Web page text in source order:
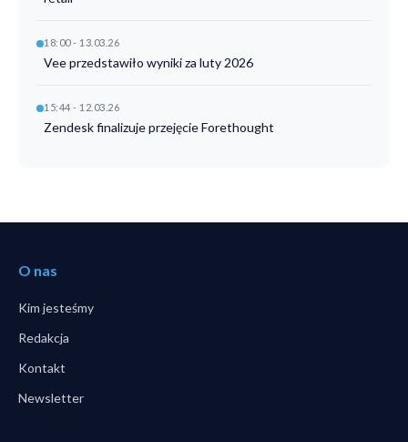
18:00 - 13.03.26
Vee przedstawiło wyniki za luty 2026
15:44 - 12.03.26
Zendesk finalizuje przejęcie Forethought
O nas
Kim jesteśmy
Redakcja
Kontakt
Newsletter